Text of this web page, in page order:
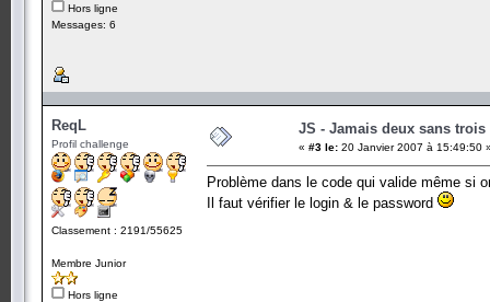
Hors ligne
Messages: 6
ReqL
Profil challenge
Classement : 2191/55625
Membre Junior
Hors ligne
JS - Jamais deux sans trois
« #3 le: 20 Janvier 2007 à 15:49:50
Problème dans le code qui valide même si
Il faut vérifier le login & le password